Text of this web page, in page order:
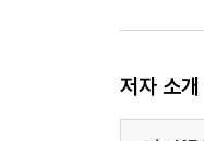
저자 소개